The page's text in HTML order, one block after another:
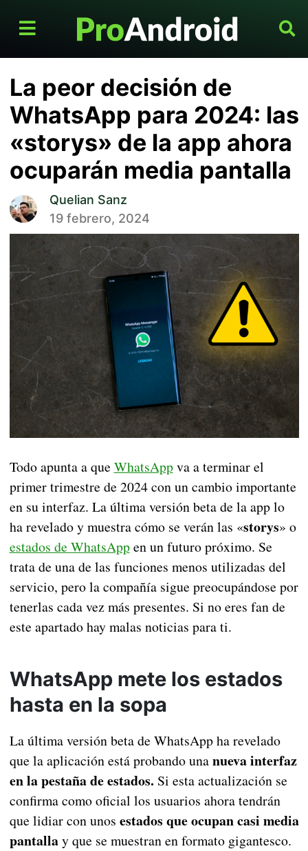
La peor decisión de
WhatsApp para 2024: las
«storys» de la app ahora
ocuparán media pantalla
Quelian Sanz
19 febrero, 2024
Todo apunta a que WhatsAppva a terminar el
primer trimestre de 2024 con un cambio importante
en su interfaz. La última versión beta de la app lo
ha revelado y muestra cómo se verán las «storys» o
estados de WhatsAppen un futuro próximo. Se
trata de una de las funciones menos utilizadas del
servicio, pero la compañía sigue preocupándose por
tenerlas cada vez más presentes. Si no eres fan de
este apartado hay malas noticias para ti.
WhatsApp mete los estados
hasta en la sopa
La última versión beta de WhatsApp ha revelado
que la aplicación está probando unanueva interfaz
en la pestaña de estados. Si esta actualización se
confirma como oficial los usuarios ahora tendrán
que lidiar con unos estados que ocupan casi media
pantallay que se muestran en formato gigantesco.